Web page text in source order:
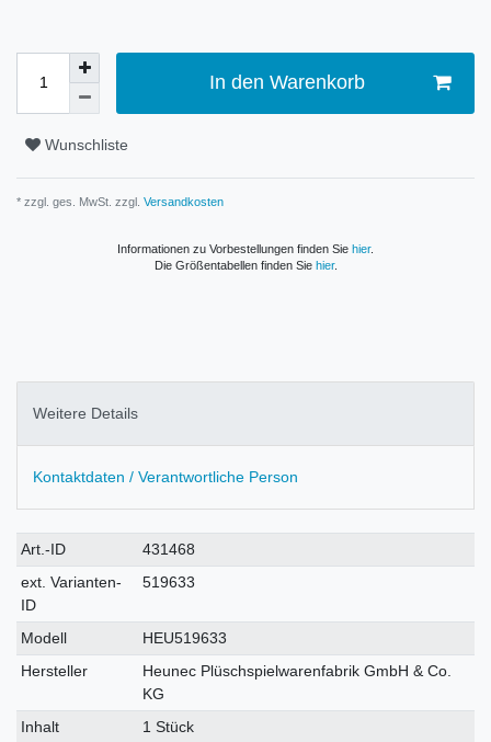
In den Warenkorb
Wunschliste
* zzgl. ges. MwSt. zzgl. Versandkosten
Informationen zu Vorbestellungen finden Sie hier.
Die Größentabellen finden Sie hier.
Weitere Details
Kontaktdaten / Verantwortliche Person
Technisches
Merkmal
Wert
Art.-ID
431468
ext. Varianten-
ID
519633
Modell
HEU519633
Hersteller
Heunec Plüschspielwarenfabrik GmbH & Co.
KG
Inhalt
1 Stück